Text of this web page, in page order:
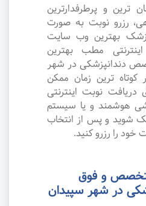
ترین و پرطرفدارترین
رزرو نوبت به صورت
بهترین وب سایت
مطب بهترین
دندانپزشکی در شهر
کوتاه ترین زمان ممکن
دریافت نوبت اینترنتی
هوشمند و یا سیستم
شوید و پس از انتخاب
را رزرو کنید.
و فوق
در شهر سپیدان